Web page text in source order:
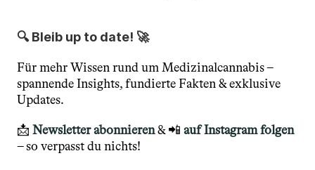
🔍 Bleib up to date! 🚀
Für mehr Wissen rund um Medizinalcannabis –
spannende Insights, fundierte Fakten & exklusive
Updates.
📩 Newsletter abonnieren & 📲 auf Instagram folgen
– so verpasst du nichts!